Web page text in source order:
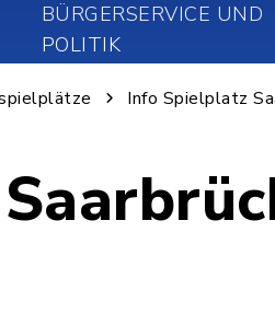
BÜRGERSERVICE UND
POLITIK
Info Spielplatz